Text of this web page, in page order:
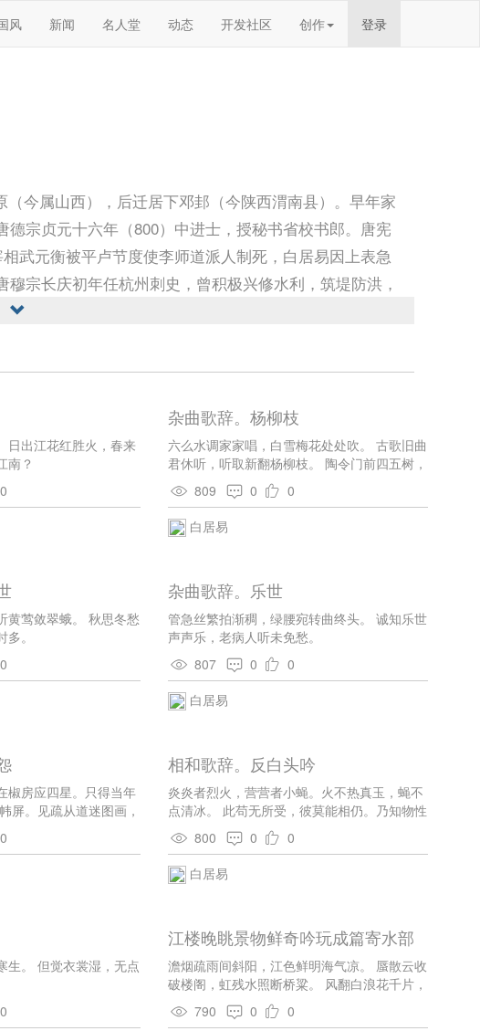
风 新闻 名人堂 动态 开发社区 创作 登录
今属山西），后迁居下邓邽（今陕西渭南县）。早年家
宗贞元十六年（800）中进士，授秘书省校书郎。唐宪
武元衡被平卢节度使李师道派人制死，白居易因上表急
宗长庆初年任杭州刺史，曾积极兴修水利，筑堤防洪，
）改任苏州刺史，后官至刑部尚书。唐武宗会昌六年
绝唱。白诗语言通俗，深入浅出，平易自然，不露雕琢
造诣。晚年寄情山水，也写过一些小词。赠刘禹锡诗
自度一些新词。其中《花非花》一首，颇具朦胧之美，
日出江花红胜火，春来
南？
0
杂曲歌辞。杨柳枝
六么水调家家唱，白雪梅花处处吹。 古歌旧曲
君休听，听取新翻杨柳枝。 陶令门前四五树，
亚夫营里百千条。 何似东都正二月，黄金枝映
洛阳桥。 依依袅袅复青青，勾引清风无限情。
白雪花繁空扑地，绿丝条弱不胜莺。 红板江桥
青酒旗，馆娃宫暖日斜时。 可怜雨歇东风定，
苏家小女旧知名，杨柳风前别有情。 剥条盘作
银环样，卷叶吹为玉笛声。 叶含浓露如啼眼，
枝袅轻风似舞腰。 小树不禁攀折苦，乞君留取
两三条。 人言柳叶似愁眉，更有愁肠似柳丝。
柳丝挽断肠牵断，彼此应无续得期。
809 0
0
白居易
黄莺敛翠蛾。 秋思冬愁
。
0
杂曲歌辞。乐世
管急丝繁拍渐稠，绿腰宛转曲终头。 诚知乐世
声声乐，老病人听未免愁。
807
0
0
白居易
椒房应四星。只得当年
屏。见疏从道迷图画，
君恩薄如纸，不须一向
0
相和歌辞。反白头吟
炎炎者烈火，营营者小蝇。火不热真玉，蝇不
点清冰。 此苟无所受，彼莫能相仍。乃知物性
中，各有能不能。 古称怨报死，则人有所惩。
惩淫或应可，在道未为弘。 譬如蜩鷃徒，啾啾
啅龙鹏。宜当委之去，寥廓高飞腾。 岂能泥尘
下，区区酬怨憎。胡为坐自苦，吞悲仍抚膺。
800 0
0
白居易
生。 但觉衣裳湿，无点
0
江楼晚眺景物鲜奇吟玩成篇寄水部
张员外
澹烟疏雨间斜阳，江色鲜明海气凉。 蜃散云收
破楼阁，虹残水照断桥粱。 风翻白浪花千片，
雁点青天字一行。 好著丹青图画取，题诗寄与
水曹郎。
790 0
0